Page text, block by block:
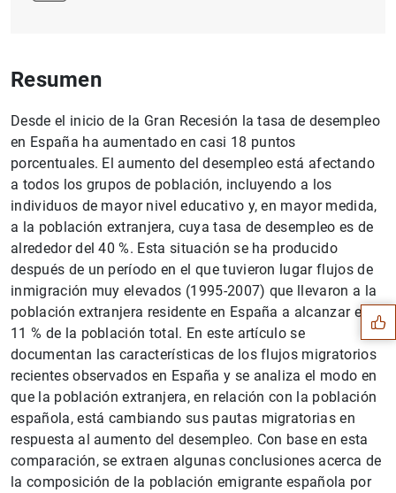
Resumen
Desde el inicio de la Gran Recesión la tasa de desempleo
en España ha aumentado en casi 18 puntos
porcentuales. El aumento del desempleo está afectando
a todos los grupos de población, incluyendo a los
individuos de mayor nivel educativo y, en mayor medida,
a la población extranjera, cuya tasa de desempleo es de
alrededor del 40 %. Esta situación se ha producido
después de un período en el que tuvieron lugar flujos de
inmigración muy elevados (1995-2007) que llevaron a la
población extranjera residente en España a alcanzar el
11 % de la población total. En este artículo se
documentan las características de los flujos migratorios
recientes observados en España y se analiza el modo en
que la población extranjera, en relación con la población
española, está cambiando sus pautas migratorias en
respuesta al aumento del desempleo. Con base en esta
comparación, se extraen algunas conclusiones acerca de
la composición de la población emigrante española por
Sugerencias